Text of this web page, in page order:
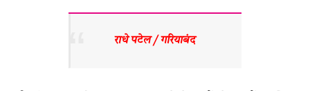
राधे पटेल / गरियाबंद